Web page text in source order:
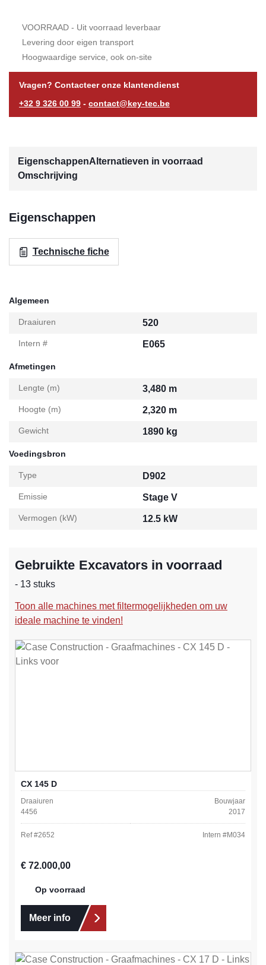
VOORRAAD - Uit voorraad leverbaar
Levering door eigen transport
Hoogwaardige service, ook on-site
Vragen? Contacteer onze klantendienst
+32 9 326 00 99 - contact@key-tec.be
EigenschappenAlternatieven in voorraad
Omschrijving
Eigenschappen
Technische fiche
Algemeen
Draaiuren 520
Intern # E065
Afmetingen
Lengte (m) 3,480 m
Hoogte (m) 2,320 m
Gewicht 1890 kg
Voedingsbron
Type D902
Emissie Stage V
Vermogen (kW) 12.5 kW
Gebruikte Excavators in voorraad
- 13 stuks
Toon alle machines met filtermogelijkheden om uw
ideale machine te vinden!
CX 145 D
Draaiuren
4456
Bouwjaar
2017
Ref #2652 Intern #M034
Normale prijs:
€ 72.000,00
Op voorraad
Meer info